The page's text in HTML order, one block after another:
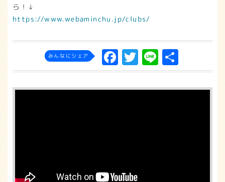
ら！↓
https://www.webaminchu.jp/clubs/
みんなにシェア F
a
c
k
T
w
it
L
in
e
有